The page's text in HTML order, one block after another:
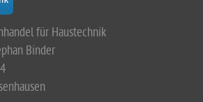
für Haustechnik
Binder